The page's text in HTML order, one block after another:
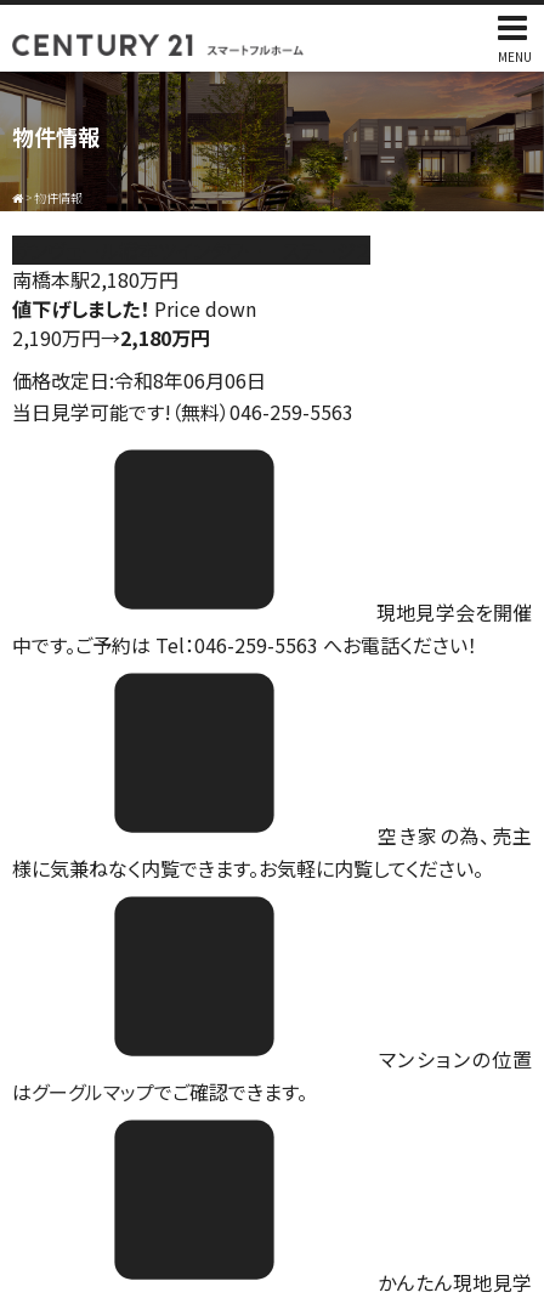
MENU
物件情報
>物件情報
南橋本駅2,180万円
値下げしました！ Price down
2,190万円→2,180万円
価格改定日:令和8年06月06日
当日見学可能です!（無料）046-259-5563
現地見学会を開催
中です。ご予約は Tel：046-259-5563 へお電話ください！
空き家の為、売主
様に気兼ねなく内覧できます。お気軽に内覧してください。
マンションの位置
はグーグルマップでご確認できます。
かんたん現地見学